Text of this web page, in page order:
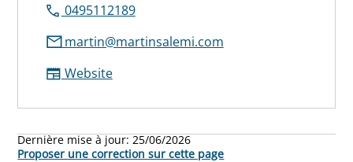
0495112189
martin@martinsalemi.com
Website
Dernière mise à jour:25/06/2026
Proposer une correction sur cette page